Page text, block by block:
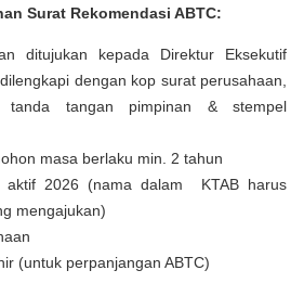
Surat Rekomendasi ABTC:
ditujukan kepada Direktur Eksekutif
dengan kop surat perusahaan,
tanda tangan pimpinan & stempel
masa berlaku min. 2 tahun
aktif 2026 (nama dalam KTAB harus
mengajukan)
(untuk perpanjangan ABTC)